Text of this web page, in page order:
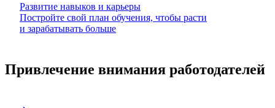
Развитие навыков и карьеры
Постройте свой план обучения, чтобы расти
и зарабатывать больше
Привлечение внимания работодателей